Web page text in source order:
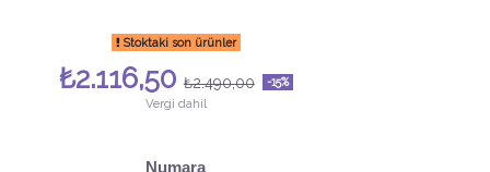
Stoktaki son ürünler
₺2.116,50 ₺2.490,00 -15%
Vergi dahil
Numara